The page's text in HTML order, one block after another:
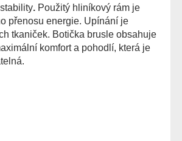
. Použitý hliníkový rám je
přenosu energie. Upínání je
tkaniček. Botička brusle obsahuje
komfort a pohodlí, která je